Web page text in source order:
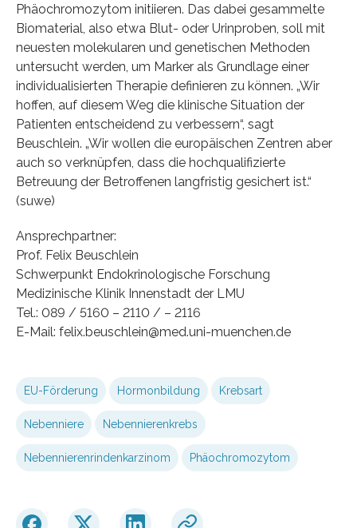
Phäochromozytom initiieren. Das dabei gesammelte
Biomaterial, also etwa Blut- oder Urinproben, soll mit
neuesten molekularen und genetischen Methoden
untersucht werden, um Marker als Grundlage einer
individualisierten Therapie definieren zu können. „Wir
hoffen, auf diesem Weg die klinische Situation der
Patienten entscheidend zu verbessern“, sagt
Beuschlein. „Wir wollen die europäischen Zentren aber
auch so verknüpfen, dass die hochqualifizierte
Betreuung der Betroffenen langfristig gesichert ist.“
(suwe)
Ansprechpartner:
Prof. Felix Beuschlein
Schwerpunkt Endokrinologische Forschung
Medizinische Klinik Innenstadt der LMU
Tel.: 089 / 5160 – 2110 / – 2116
E-Mail: felix.beuschlein@med.uni-muenchen.de
EU-Förderung Hormonbildung Krebsart
Nebenniere Nebennierenkrebs
Nebennierenrindenkarzinom Phäochromozytom